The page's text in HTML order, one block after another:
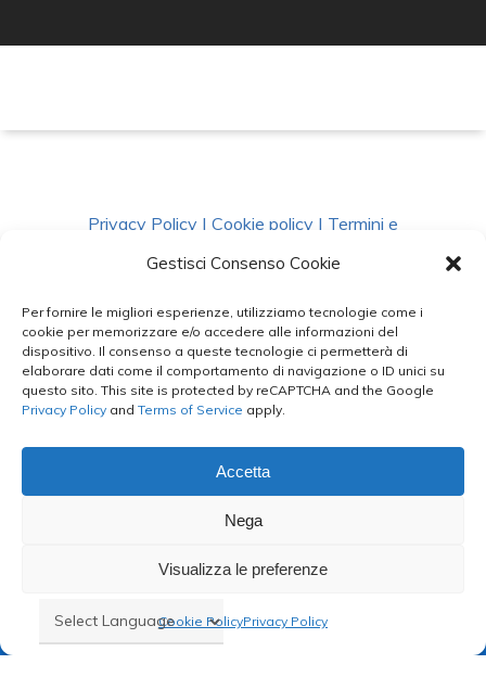
Gestisci Consenso Cookie
Per fornire le migliori esperienze, utilizziamo tecnologie come i
cookie per memorizzare e/o accedere alle informazioni del
dispositivo. Il consenso a queste tecnologie ci permetterà di
elaborare dati come il comportamento di navigazione o ID unici su
questo sito. This site is protected by reCAPTCHA and the Google
Privacy Policy and Terms of Service apply.
Accetta
Nega
Visualizza le preferenze
Cookie PolicyPrivacy Policy
Privacy Policy | Cookie policy | Termini e
Condizioni|Richiedi Dati
facebook instagram whatsappphone
email
Le Bontà del Capo ©